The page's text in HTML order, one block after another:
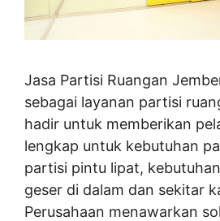
Jasa Partisi Ruangan
sebagai layanan partisi
hadir untuk memberikan
lengkap untuk kebutuhan
partisi pintu lipat,
geser di dalam dan sekitar
Perusahaan menawarkan